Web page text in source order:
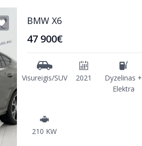
BMW X6
47 900€
Visureigis/SUV 2021
Dyzelinas +
Elektra
210 KW